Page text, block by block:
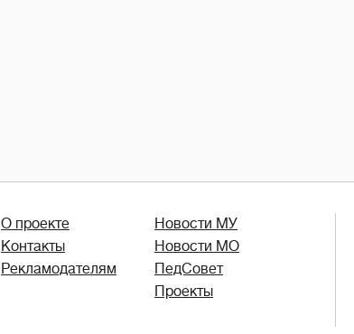
О проекте
Контакты
Рекламодателям
Новости МУ
Новости МО
ПедСовет
Проекты